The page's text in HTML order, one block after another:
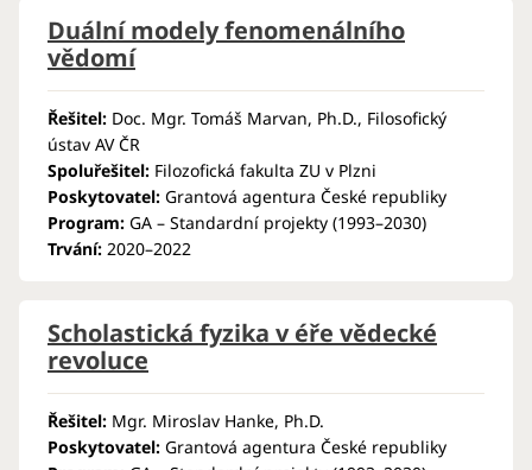
Duální modely fenomenálního
vědomí
Řešitel: Doc. Mgr. Tomáš Marvan, Ph.D., Filosofický
ústav AV ČR
Spoluřešitel: Filozofická fakulta ZU v Plzni
Poskytovatel: Grantová agentura České republiky
Program: GA – Standardní projekty (1993–2030)
Trvání: 2020–2022
Scholastická fyzika v éře vědecké
revoluce
Řešitel: Mgr. Miroslav Hanke, Ph.D.
Poskytovatel: Grantová agentura České republiky